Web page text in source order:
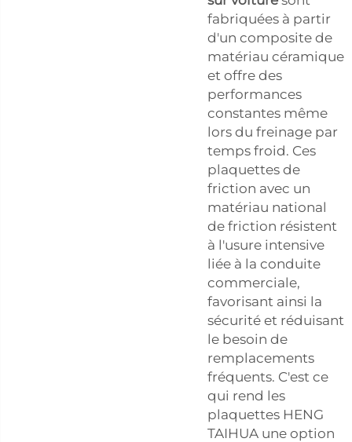
fabriquées à partir
d'un composite de
matériau céramique
et offre des
performances
constantes même
lors du freinage par
temps froid. Ces
plaquettes de
friction avec un
matériau national
de friction résistent
à l'usure intensive
liée à la conduite
commerciale,
favorisant ainsi la
sécurité et réduisant
le besoin de
remplacements
fréquents. C'est ce
qui rend les
plaquettes HENG
TAIHUA une option